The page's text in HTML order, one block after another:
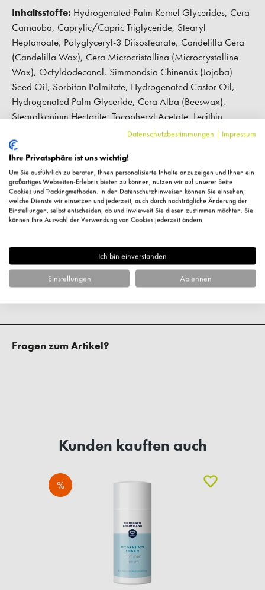
Inhaltsstoffe: Hydrogenated Palm Kernel Glycerides, Cera
Carnauba, Caprylic/Capric Triglyceride, Stearyl
Heptanoate, Polyglyceryl-3 Diisostearate, Candelilla Cera
(Candelilla Wax), Cera Microcristallina (Microcrystalline
Wax), Octyldodecanol, Simmondsia Chinensis (Jojoba)
Seed Oil, Sorbitan Palmitate, Hydrogenated Castor Oil,
Hydrogenated Palm Glyceride, Cera Alba (Beeswax),
Stearalkonium Hectorite, Tocopheryl Acetate, Lecithin,
Propylene Carbonate, Disodium Edta, Tocopherol, Ascorbyl
Palmitate, [(+/-)], Mica, Calcium Aluminum Borosilicate,
Silica, Tin Oxide, Ci 15850, Ci 15985, Ci 19140, Ci
42090, Ci 45410, Ci 75470, Ci 77000, Ci 77007, Ci
77266, Ci 77288, Ci 77289, Ci 77491, Ci 77492, Ci
77499, Ci 77510, Ci 77742, Ci 77891
Hersteller-Kontaktinformationen
Kundenbewertungen
Fragen zum Artikel?
Kunden kauften auch
%
Datenschutzbestimmungen | Impressum
Ihre Privatsphäre ist uns wichtig!
Um Sie ausführlich zu beraten, Ihnen personalisierte Inhalte anzuzeigen und Ihnen ein
großartiges Webseiten-Erlebnis bieten zu können, nutzen wir auf unserer Seite
Cookies und Trackingmethoden. In den Datenschutzhinweisen können Sie einsehen,
welche Dienste wir einsetzen und jederzeit, auch durch nachträgliche Änderung der
Einstellungen, selbst entscheiden, ob und inwieweit Sie diesen zustimmen möchten. Sie
können Ihre Auswahl der Verwendung von Cookies jederzeit ändern.
Ich bin einverstanden
Einstellungen Ablehnen